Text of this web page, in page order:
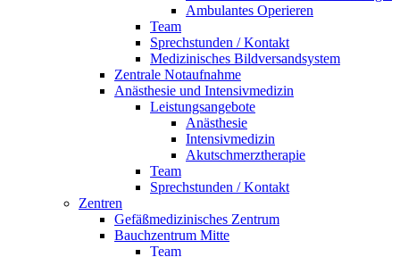
Ambulantes Operieren
Team
Sprechstunden / Kontakt
Medizinisches Bildversandsystem
Zentrale Notaufnahme
Anästhesie und Intensivmedizin
Leistungsangebote
Anästhesie
Intensivmedizin
Akutschmerztherapie
Team
Sprechstunden / Kontakt
Zentren
Gefäßmedizinisches Zentrum
Bauchzentrum Mitte
Team